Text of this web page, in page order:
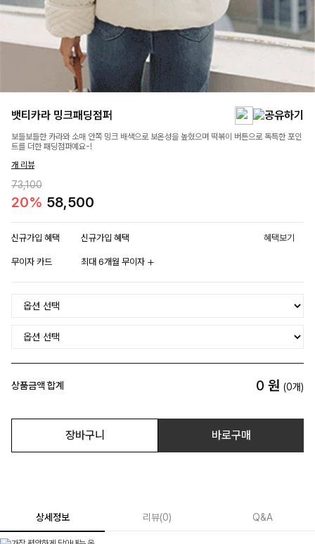
뱃티카라 밍크패딩점퍼
보들보들한 카라와 소매 안쪽 밍크 배색으로 보온성을 높혔으며 떡볶이 버튼으로 독특한 포인
트를 더한 패딩점퍼예요-!
개 리뷰
73,100
20% 58,500
신규가입 혜택 신규가입 혜택 혜택보기
무이자 카드 최대 6개월 무이자
상품금액 합계 0 원 (0개)
장바구니 바로구매
상세정보 리뷰(0) Q&A